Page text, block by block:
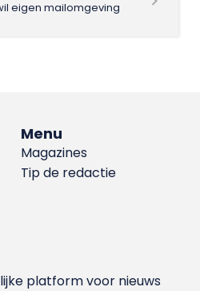
eigen mailomgeving
Menu
Magazines
Tip de redactie
platform voor nieuws